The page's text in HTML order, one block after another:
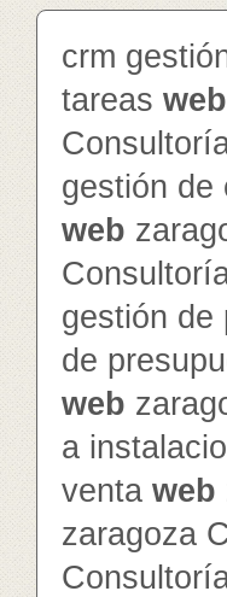
crm
tareas web
gestión de
web
gestión de
de
web
a
venta web
zaragoza